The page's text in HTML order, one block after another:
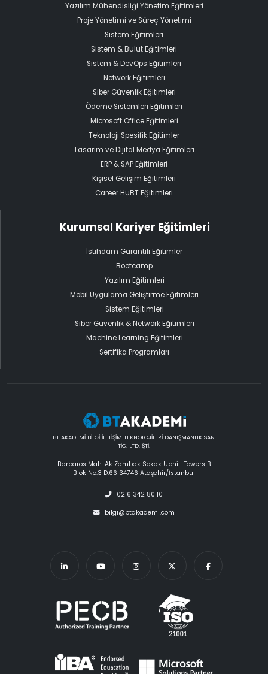
Yazılım Mühendisliği Yönetim Eğitimleri
Proje Yönetimi ve Süreç Yönetimi
Sistem Eğitimleri
Sistem & Bulut Eğitimleri
Sistem & DevOps Eğitimleri
Network Eğitimleri
Siber Güvenlik Eğitimleri
Ödeme Sistemleri Eğitimleri
Microsoft Office Eğitimleri
Teknoloji Spesifik Eğitimler
Tasarım ve Dijital Medya Eğitimleri
ERP & SAP Eğitimleri
Kişisel Gelişim Eğitimleri
Career HuBT Eğitimleri
Kurumsal Kariyer Eğitimleri
İstihdam Garantili Eğitimler
Bootcamp
Yazılım Eğitimleri
Mobil Uygulama Geliştirme Eğitimleri
Sistem Eğitimleri
Siber Güvenlik & Network Eğitimleri
Machine Learning Eğitimleri
Sertifika Programları
BT AKADEMİ BİLGİ İLETİŞİM TEKNOLOJİLERİ DANIŞMANLIK SAN.
TİC. LTD. ŞTİ.
Barbaros Mah. Ak Zambak Sokak Uphill Towers B
Blok No:3 D:66 34746 Ataşehir/İstanbul
0216 342 80 10
bilgi@btakademi.com